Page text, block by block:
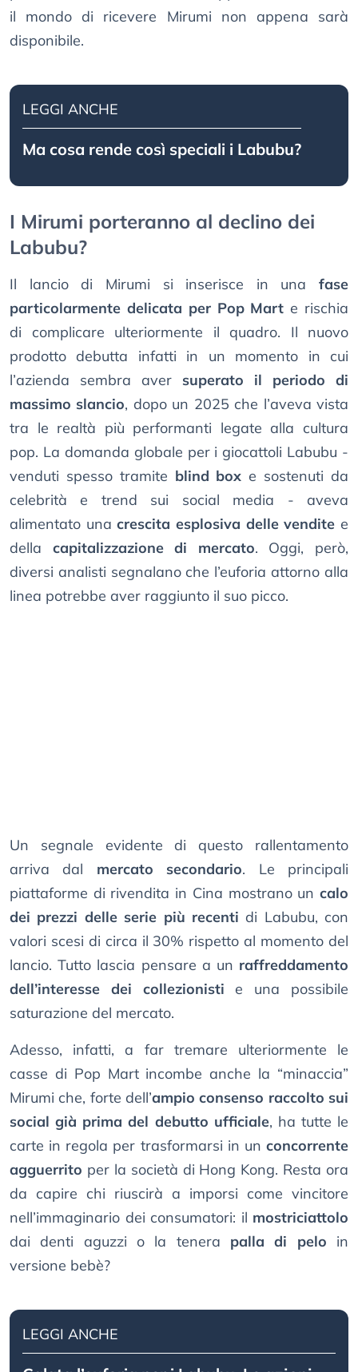
il mondo di ricevere Mirumi non appena sarà
disponibile.
LEGGI ANCHE
Ma cosa rende così speciali i Labubu?
I Mirumi porteranno al declino dei
Labubu?
Il lancio di Mirumi si inserisce in una fase
particolarmente delicata per Pop Mart e rischia
di complicare ulteriormente il quadro. Il nuovo
prodotto debutta infatti in un momento in cui
l’azienda sembra aver superato il periodo di
massimo slancio, dopo un 2025 che l’aveva vista
tra le realtà più performanti legate alla cultura
pop. La domanda globale per i giocattoli Labubu -
venduti spesso tramite blind box e sostenuti da
celebrità e trend sui social media - aveva
alimentato unacrescita esplosiva delle vendite e
della capitalizzazione di mercato. Oggi, però,
diversi analisti segnalano che l’euforia attorno alla
linea potrebbe aver raggiunto il suo picco.
Un segnale evidente di questo rallentamento
arriva dal mercato secondario. Le principali
piattaforme di rivendita in Cina mostrano un calo
dei prezzi delle serie più recenti di Labubu, con
valori scesi di circa il 30% rispetto al momento del
lancio. Tutto lascia pensare a un raffreddamento
dell’interesse dei collezionisti e una possibile
saturazione del mercato.
Adesso, infatti, a far tremare ulteriormente le
casse di Pop Mart incombe anche la “minaccia”
Mirumi che, forte dell’ampio consenso raccolto sui
social già prima del debutto ufficiale, ha tutte le
carte in regola per trasformarsi in un concorrente
agguerrito per la società di Hong Kong. Resta ora
da capire chi riuscirà a imporsi come vincitore
nell’immaginario dei consumatori: il mostriciattolo
dai denti aguzzi o la tenera palla di pelo in
versione bebè?
LEGGI ANCHE